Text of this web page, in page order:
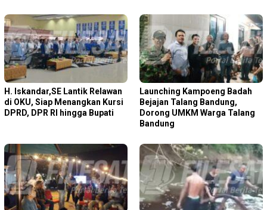
H. Iskandar,SE Lantik Relawan
di OKU, Siap Menangkan Kursi
DPRD, DPR RI hingga Bupati
Launching Kampoeng Badah
Bejajan Talang Bandung,
Dorong UMKM Warga Talang
Bandung